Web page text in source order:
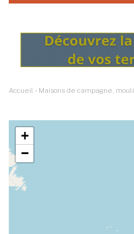
Accueil › Maisons de campagne,
+
−